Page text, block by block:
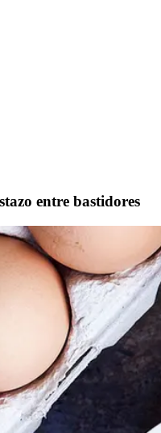
entre bastidores